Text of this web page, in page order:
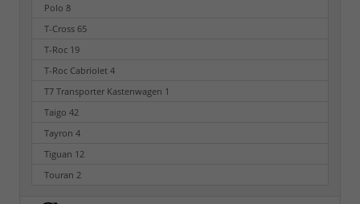
Polo 8
T-Cross 65
T-Roc 19
T-Roc Cabriolet 4
T7 Transporter Kastenwagen 1
Taigo 42
Tayron 4
Tiguan 12
Touran 2